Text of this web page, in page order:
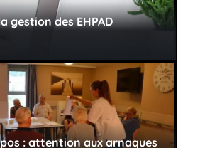
gestion des EHPAD
: attention aux arnaques